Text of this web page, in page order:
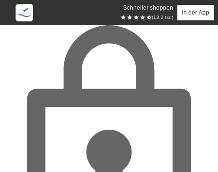
Schneller shoppen
(13.2 tsd)
in der App
Zum Hauptinhalt springen